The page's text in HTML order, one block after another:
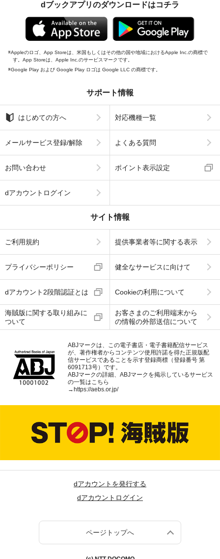
dブックアプリのダウンロードはコチラ
Appleのロゴ、App Storeは、米国もしくはその他の国や地域におけるApple Inc.の商標で
す。App Storeは、Apple Inc.のサービスマークです。
Google Play および Google Play ロゴは Google LLC の商標です。
サポート情報
はじめての方へ 対応機種一覧
メールサービス登録/解除 よくある質問
お問い合わせ ポイント表示設定
dアカウントログイン
サイト情報
ご利用規約 提供事業者等に関する表示
プライバシーポリシー 健全なサービスに向けて
dアカウント2段階認証とは Cookieの利用について
海賊版に関する取り組みに
ついて
お客さまのご利用端末から
の情報の外部送信について
ABJマークは、この電子書店・電子書籍配信サービス
が、著作権者からコンテンツ使用許諾を得た正規版配
信サービスであることを示す登録商標（登録番号 第
6091713号）です。
ABJマークの詳細、ABJマークを掲示しているサービス
の一覧はこちら
→ https://aebs.or.jp/
dアカウントを発行する
dアカウントログイン
ページトップへ